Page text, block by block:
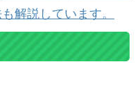
解説しています。